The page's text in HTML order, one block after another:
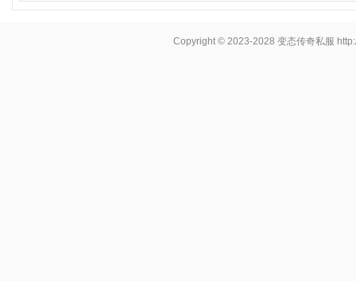
Copyright © 2023-2028变态传奇私服